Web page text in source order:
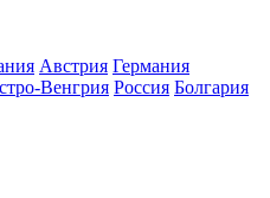
Австрия Германия
Венгрия Росcия Болгария